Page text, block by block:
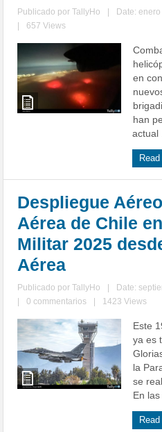
Publicado porTallyHo Date:
657 Views
en
han
actual
Despliegue
Aérea de Chile
Militar 2025
Aérea
Publicado porTallyHo
Date:
0 commentarios 1423 Views
Este
ya es
la
se
En